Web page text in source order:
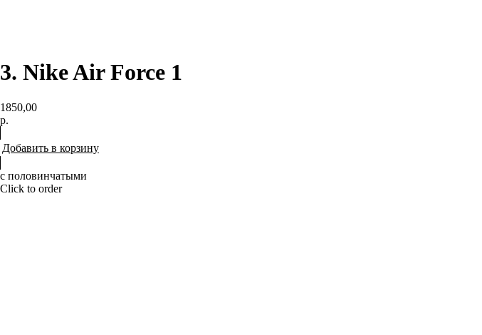
3. Nike Air Force 1
1850,00
р.
Добавить в корзину
с половинчатыми
Click to order